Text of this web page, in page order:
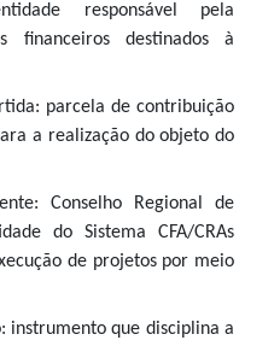
responsável pela
financeiros destinados à
parcela de contribuição
a realização do objeto do
Conselho Regional de
do Sistema CFA/CRAs
de projetos por meio
instrumento que disciplina a